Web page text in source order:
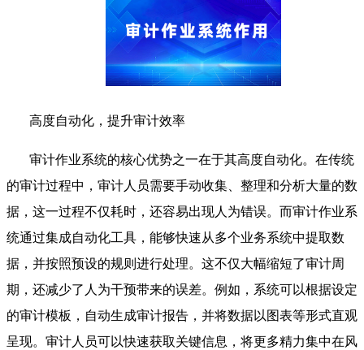
高度自动化，提升审计效率
审计作业系统的核心优势之一在于其高度自动化。在传统
的审计过程中，审计人员需要手动收集、整理和分析大量的数
据，这一过程不仅耗时，还容易出现人为错误。而审计作业系
统通过集成自动化工具，能够快速从多个业务系统中提取数
据，并按照预设的规则进行处理。这不仅大幅缩短了审计周
期，还减少了人为干预带来的误差。例如，系统可以根据设定
的审计模板，自动生成审计报告，并将数据以图表等形式直观
呈现。审计人员可以快速获取关键信息，将更多精力集中在风